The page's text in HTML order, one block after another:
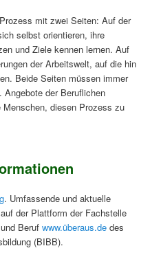
mit zwei Seiten: Auf der
selbst orientieren, ihre
und Ziele kennen lernen. Auf
der Arbeitswelt, auf die hin
Beide Seiten müssen immer
Angebote der Beruflichen
diesen Prozess zu
. Umfassende und aktuelle
der Plattform der Fachstelle
Beruf www.überaus.dedes
(BIBB).